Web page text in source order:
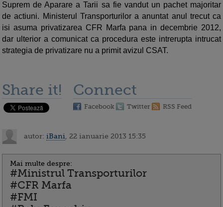
Suprem de Aparare a Tarii sa fie vandut un pachet majoritar
de actiuni. Ministerul Transporturilor a anuntat anul trecut ca
isi asuma privatizarea CFR Marfa pana in decembrie 2012,
dar ulterior a comunicat ca procedura este intrerupta intrucat
strategia de privatizare nu a primit avizul CSAT.
Share it! Connect
Facebook Twitter RSS Feed
autor: iBani , 22 ianuarie 2013 15:35
Mai multe despre:
#Ministrul Transporturilor
#CFR Marfa
#FMI